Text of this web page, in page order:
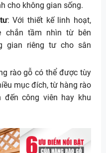
cho không gian sống.
: Với thiết kế linh hoạt,
chắn tầm nhìn từ bên
gian riêng tư cho sân
rào gỗ có thể được tùy
mục đích, từ hàng rào
công viên hay khu